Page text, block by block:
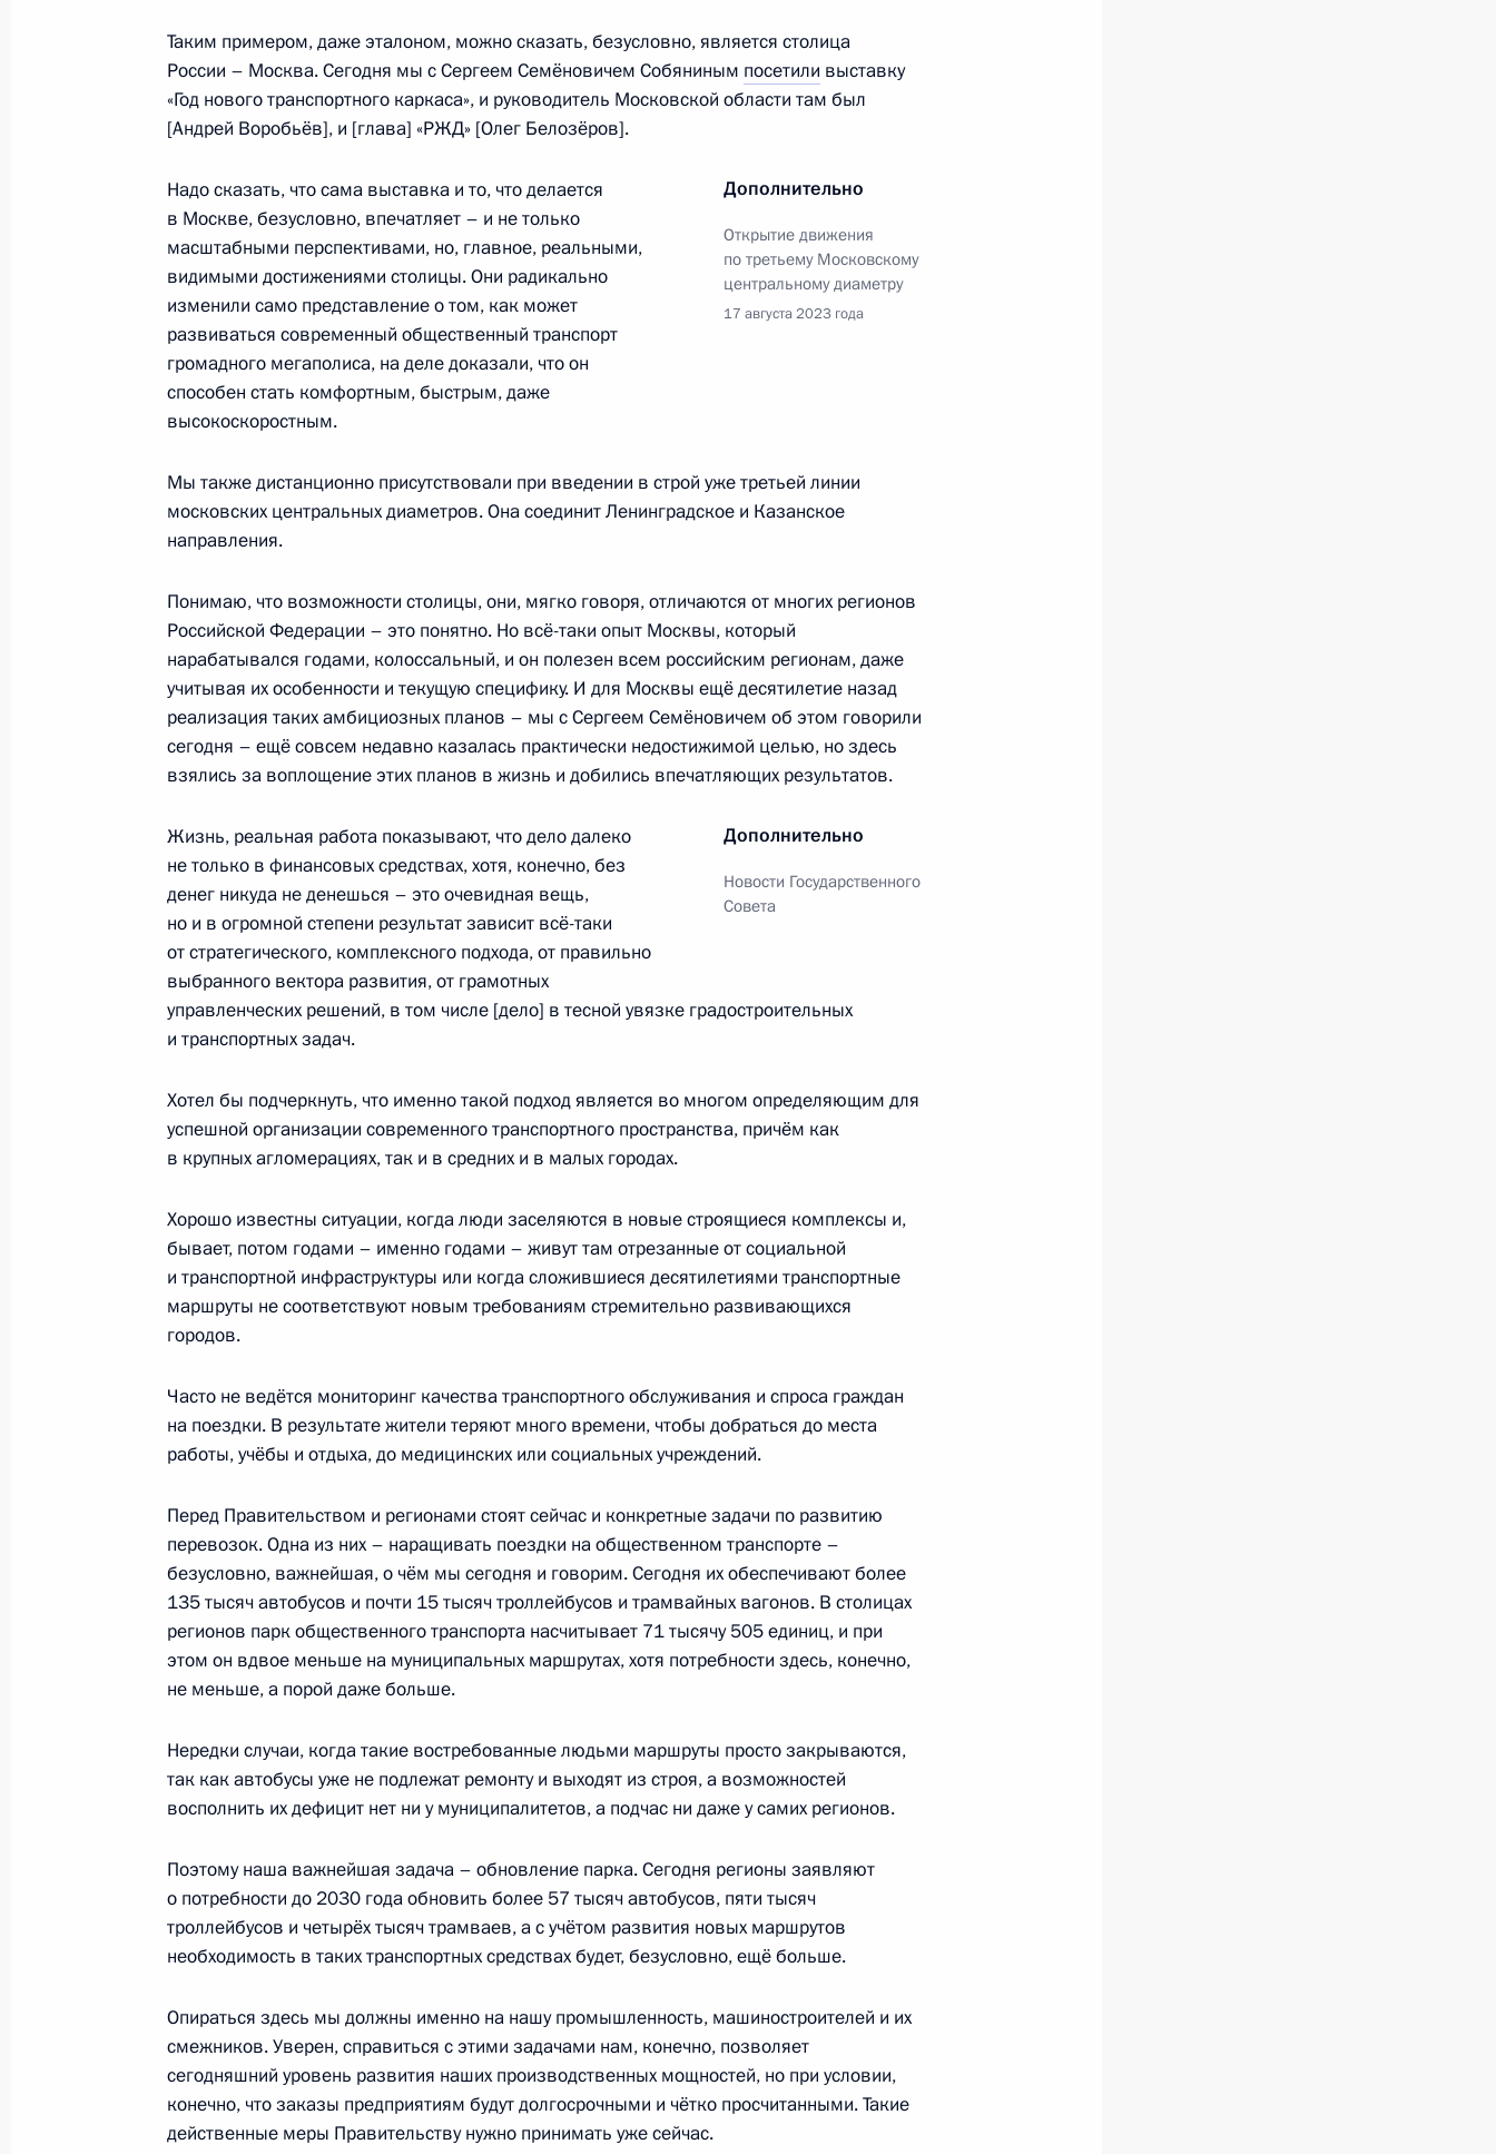
Заседание Комиссии по вопросам развития авиации общего
назначения и навигационно-информационных технологий
на основе ГЛОНАСС
Передача регионам новой техники для системы общественного
транспорта
20 ноября 2023 года, 19:10
Заседание комиссии Госсовета по направлению «Транспорт»
16 ноября 2023 года, 19:00
общественного транспорта
17 августа 2023 года, 21:10
Заседание комиссии Госсовета по направлению «Транспорт»
7 августа 2023 года, 15:30
Совещание по развитию речного судоходства
20 июня 2023 года, 19:05
Мария Львова-Белова посетила Кабардино-Балкарию,
Воронежскую и Калужскую области, Республику Бурятия
7 июня 2023 года, 15:00
4 апреля 2023 года, 14:50
Встреча с главой Бурятии Алексеем Цыденовым
14 марта 2023 года, 20:10
14 марта Владимир Путин совершит рабочую поездку
в Республику Бурятия
13 марта 2023 года, 18:00
Совместное заседание комиссий Госсовета по направлениям
«Транспорт» и «Энергетика»
Заседание комиссии Госcовета по направлению «Транспорт»
Второе заседание рабочей группы по подготовке Президиума
Госсовета о развитии Великого Волжского пути
Таким примером, даже эталоном, можно сказать, безусловно, является столица
России – Москва. Сегодня мы с Сергеем Семёновичем Собяниным посетили выставку
«Год нового транспортного каркаса», и руководитель Московской области там был
[Андрей Воробьёв], и [глава] «РЖД» [Олег Белозёров].
Дополнительно
Открытие движения
по третьему Московскому
центральному диаметру
17 августа 2023 года
Надо сказать, что сама выставка и то, что делается
в Москве, безусловно, впечатляет – и не только
масштабными перспективами, но, главное, реальными,
видимыми достижениями столицы. Они радикально
изменили само представление о том, как может
развиваться современный общественный транспорт
громадного мегаполиса, на деле доказали, что он
способен стать комфортным, быстрым, даже
высокоскоростным.
Мы также дистанционно присутствовали при введении в строй уже третьей линии
московских центральных диаметров. Она соединит Ленинградское и Казанское
направления.
Понимаю, что возможности столицы, они, мягко говоря, отличаются от многих регионов
Российской Федерации – это понятно. Но всё-таки опыт Москвы, который
нарабатывался годами, колоссальный, и он полезен всем российским регионам, даже
учитывая их особенности и текущую специфику. И для Москвы ещё десятилетие назад
реализация таких амбициозных планов – мы с Сергеем Семёновичем об этом говорили
сегодня – ещё совсем недавно казалась практически недостижимой целью, но здесь
взялись за воплощение этих планов в жизнь и добились впечатляющих результатов.
Дополнительно
Новости Государственного
Совета
Жизнь, реальная работа показывают, что дело далеко
не только в финансовых средствах, хотя, конечно, без
денег никуда не денешься – это очевидная вещь,
но и в огромной степени результат зависит всё-таки
от стратегического, комплексного подхода, от правильно
выбранного вектора развития, от грамотных
управленческих решений, в том числе [дело] в тесной увязке градостроительных
и транспортных задач.
Хотел бы подчеркнуть, что именно такой подход является во многом определяющим для
успешной организации современного транспортного пространства, причём как
в крупных агломерациях, так и в средних и в малых городах.
Хорошо известны ситуации, когда люди заселяются в новые строящиеся комплексы и,
бывает, потом годами – именно годами – живут там отрезанные от социальной
и транспортной инфраструктуры или когда сложившиеся десятилетиями транспортные
маршруты не соответствуют новым требованиям стремительно развивающихся
городов.
Часто не ведётся мониторинг качества транспортного обслуживания и спроса граждан
на поездки. В результате жители теряют много времени, чтобы добраться до места
работы, учёбы и отдыха, до медицинских или социальных учреждений.
Перед Правительством и регионами стоят сейчас и конкретные задачи по развитию
перевозок. Одна из них – наращивать поездки на общественном транспорте –
безусловно, важнейшая, о чём мы сегодня и говорим. Сегодня их обеспечивают более
135 тысяч автобусов и почти 15 тысяч троллейбусов и трамвайных вагонов. В столицах
регионов парк общественного транспорта насчитывает 71 тысячу 505 единиц, и при
этом он вдвое меньше на муниципальных маршрутах, хотя потребности здесь, конечно,
не меньше, а порой даже больше.
Нередки случаи, когда такие востребованные людьми маршруты просто закрываются,
так как автобусы уже не подлежат ремонту и выходят из строя, а возможностей
восполнить их дефицит нет ни у муниципалитетов, а подчас ни даже у самих регионов.
Поэтому наша важнейшая задача – обновление парка. Сегодня регионы заявляют
о потребности до 2030 года обновить более 57 тысяч автобусов, пяти тысяч
троллейбусов и четырёх тысяч трамваев, а с учётом развития новых маршрутов
необходимость в таких транспортных средствах будет, безусловно, ещё больше.
Опираться здесь мы должны именно на нашу промышленность, машиностроителей и их
смежников. Уверен, справиться с этими задачами нам, конечно, позволяет
сегодняшний уровень развития наших производственных мощностей, но при условии,
конечно, что заказы предприятиям будут долгосрочными и чётко просчитанными. Такие
действенные меры Правительству нужно принимать уже сейчас.